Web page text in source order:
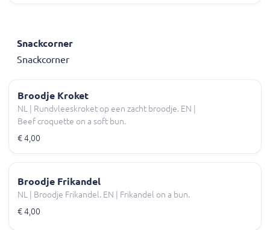
Snackcorner
Snackcorner
Broodje Kroket
NL | Rundvleeskroket op een zacht broodje. EN |
Beef croquette on a soft bun.
€ 4,00
Broodje Frikandel
NL | Broodje Frikandel. EN | Frikandel on a bun.
€ 4,00